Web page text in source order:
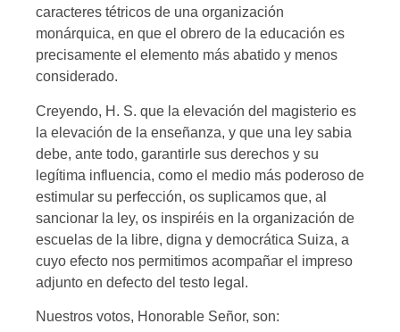
caracteres tétricos de una organización
monárquica, en que el obrero de la educación es
precisamente el elemento más abatido y menos
considerado.
Creyendo, H. S. que la elevación del magisterio es
la elevación de la enseñanza, y que una ley sabia
debe, ante todo, garantirle sus derechos y su
legítima influencia, como el medio más poderoso de
estimular su perfección, os suplicamos que, al
sancionar la ley, os inspiréis en la organización de
escuelas de la libre, digna y democrática Suiza, a
cuyo efecto nos permitimos acompañar el impreso
adjunto en defecto del testo legal.
Nuestros votos, Honorable Señor, son: